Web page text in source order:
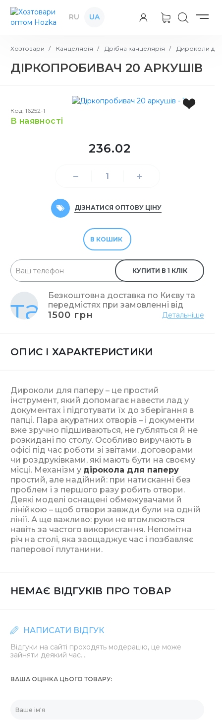
RU UA
Хозтовари Канцелярія Дрібна канцелярія Дироколи
ДІРКОПРОБИВАЧ 20 АРКУШІВ
Код: 16252-1
в наявності
236.02
ДІЗНАТИСЯ ОПТОВУ ЦІНУ
В КОШИК
КУПИТИ В 1 КЛІК
Безкоштовна доставка по Києву та
передмістях при замовленні від
1500 грн Детальніше
ОПИС І ХАРАКТЕРИСТИКИ
Дироколи для паперу – це простий
інструмент, який допомагає навести лад у
документах і підготувати їх до зберігання в
папці. Пара акуратних отворів – і документи
вже зручно підшиваються, не губляться й не
розкидані по столу. Особливо виручають в
офісі під час роботи зі звітами, договорами
чи роздруківками, які мають бути на своєму
місці. Механізм у дірокола для паперу
простий, але надійний: при натисканні без
проблем і з першого разу робить отвори.
Деякі моделі оснащені обмежувачами й
лінійкою – щоб отвори завжди були на одній
лінії. А ще важливо: руки не втомлюються
навіть за частого використання. Непомітна
річ на столі, яка заощаджує час і позбавляє
паперової плутанини.
НЕМАЄ ВІДГУКІВ ПРО ТОВАР
НАПИСАТИ ВІДГУК
Відгуки на сайті проходять модерацію, це може
зайняти деякий час....
ВАША ОЦІНКА ЦЬОГО ТОВАРУ